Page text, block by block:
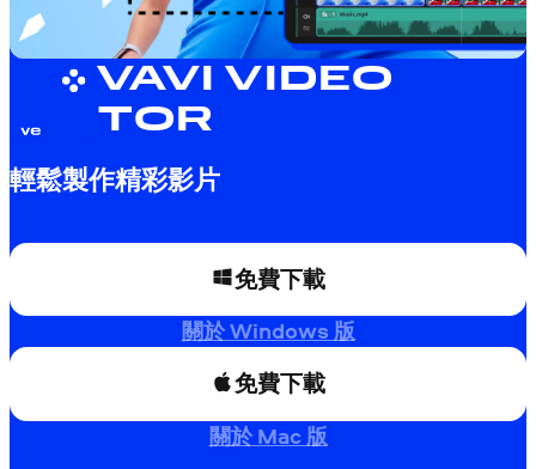
MOVAVI VIDEO
EDITOR
輕鬆製作精彩影片
免費下載
關於 Windows 版
免費下載
關於 Mac 版